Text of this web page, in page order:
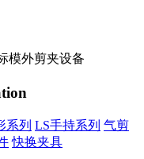
模外剪夹设备
系列 LS手持系列 气剪
快换夹具